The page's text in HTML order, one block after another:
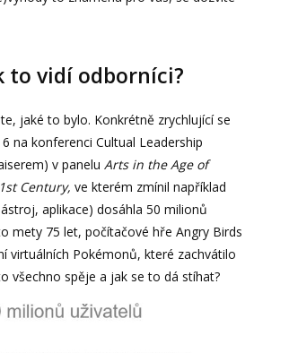
to vidí odborníci?
jaké to bylo. Konkrétně zrychlující se
na konferenci Cultual Leadership
v panelu Arts in the Age of
Century, ve kterém zmínil například
aplikace) dosáhla 50 milionů
mety 75 let, počítačové hře Angry Birds
virtuálních Pokémonů, které zachvátilo
všechno spěje a jak se to dá stíhat?